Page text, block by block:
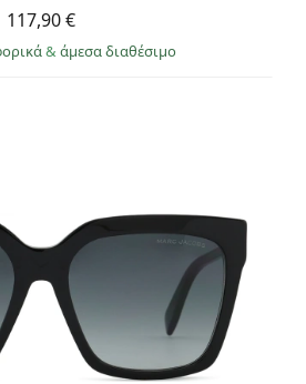
117,90 €
& άμεσα διαθέσιμο